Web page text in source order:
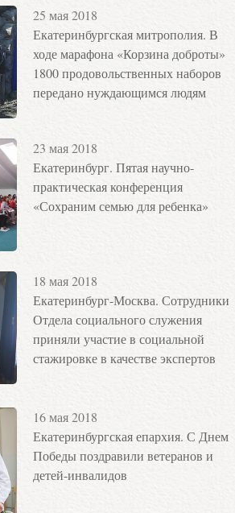
25 мая 2018
Екатеринбургская митрополия. В
ходе марафона «Корзина доброты»
1800 продовольственных наборов
передано нуждающимся людям
23 мая 2018
Екатеринбург. Пятая научно-
практическая конференция
«Сохраним семью для ребенка»
18 мая 2018
Екатеринбург-Москва. Сотрудники
Отдела социального служения
приняли участие в социальной
стажировке в качестве экспертов
16 мая 2018
Екатеринбургская епархия. С Днем
Победы поздравили ветеранов и
детей-инвалидов